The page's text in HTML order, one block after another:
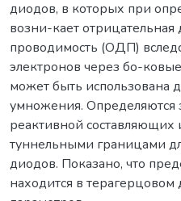
диодов, в которых при
возни-кает
проводимость (ОДП)
электронов через бо-
может быть использована
умножения. Определяются
реактивной составляющих
туннельными границами
диодов. Показано, что
находится в терагерцовом